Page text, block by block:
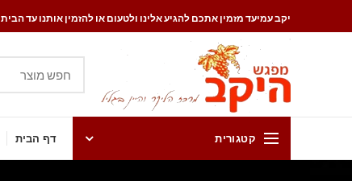
יקב עמיעד מזמין אתכם להגיע אלינו ולטעום או להזמין אותנו עד הבית
קטגורית דף הבית